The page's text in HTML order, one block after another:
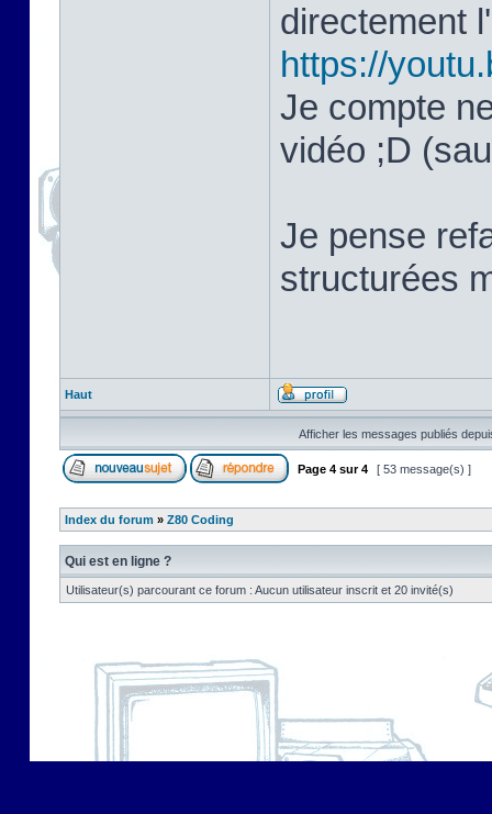
directement
https://
Je compte
vidéo ;D
Je pense
structurées
Haut
Afficher les messages publiés
Page 4 sur4 [ 53 message(s) ]
Index du forum » Z80 Coding
Qui est en ligne ?
Utilisateur(s) parcourant ce forum : Aucun utilisateur inscrit et 20 invité(s)